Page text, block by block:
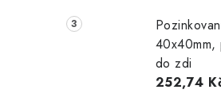
do zdi
252,74